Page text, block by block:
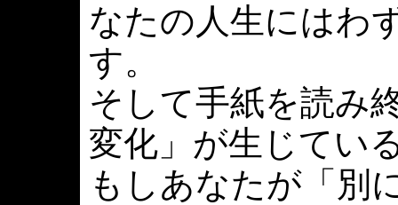
なたの人生にはわ
す。
そして手紙を読み
変化」が生じてい
もしあなたが「別